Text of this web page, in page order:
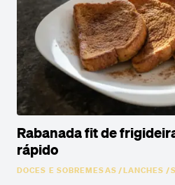
Rabanada fit de
rápido
DOCES E SOBREMESAS/LANCHES /